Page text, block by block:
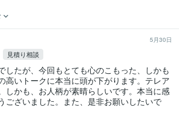
5月30日
見積り相談
したが、今回もとても心のこもった、しかも
高いトークに本当に頭が下がります。テレア
しかも、お人柄が素晴らしいです。本当に感
ございました。また、是非お願いしたいで